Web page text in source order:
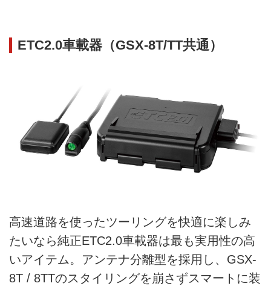
ETC2.0車載器（GSX-8T/TT共通）
高速道路を使ったツーリングを快適に楽しみ
たいなら純正ETC2.0車載器は最も実用性の高
いアイテム。アンテナ分離型を採用し、GSX-
8T / 8TTのスタイリングを崩さずスマートに装